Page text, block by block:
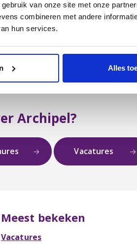
van onze site met onze
combineren met andere
hun services.
Alles
Archipel?
Vacatures
Meest bekeken
Vacatures